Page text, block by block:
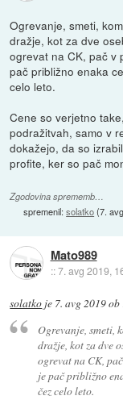
Ogrevanje, smeti,
dražje, kot za dve
ogrevat na CK, pač v
pač približno enaka
celo leto.
Cene so verjetno
podražitvah, samo v
dokažejo, da so
profite, ker so pač
Zgodovina sprememb…
spremenil:solatko(7.
Mato989
::7. avg 2019,
solatko je 7. avg 2019
Ogrevanje, smeti,
dražje, kot za dve
ogrevat na CK,
je pač približno
čez celo leto.